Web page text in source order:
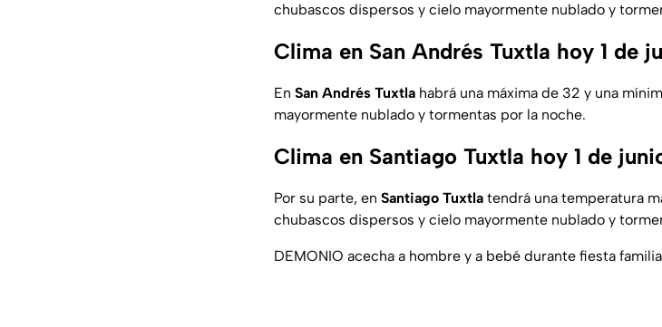
chubascos dispersos y cielo mayormente nublado y
Clima en San Andrés Tuxtla hoy 1 de
En San Andrés Tuxtla habrá una máxima de 32 y una
mayormente nublado y tormentas por la noche.
Clima en Santiago Tuxtla hoy 1 de
Por su parte, en Santiago Tuxtla tendrá una temperatura
chubascos dispersos y cielo mayormente nublado y
DEMONIO acecha a hombre y a bebé durante fiesta